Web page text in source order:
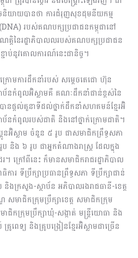
ច​និយាយបាន​ថា ការជំរុញ​សុខដុមនីយ​កម្ម​
របស់គណបក្សប្រជាជន​កម្ពុជានៅ
តិ​នៃរដ្ឋាភិបាលលរបស់​គណបក្សប្រជាជន​
ជាប់នូវ​​គោលការណ៍នេះជានិច្ច។
រោមការដឹកនាំរបស់ សម្តេចតេជោ ហ៊ុន
ប័នកំពូលអ៊ិស្លាមគឺ គណៈដឹកនាំជាន់ខ្ពស់នៃ
ានផ្តល់តួនាទីដល់ថ្នាក់ដឹកនាំសហគមន៍​ខ្មែរអ៊ិ
ាប័នកំពូលរបស់ជាតិ និងនៅថ្នាក់ក្រោមជាតិ។
អូនអ៊ិស្លាម ចំនួន ៥ រូប ជាសមាជិកព្រឹទ្ធសភា
និង ៦ រូប ជាអ្នកតំណាងរាស្ត្រ ដែលក្នុង
។ ក្រៅពីនេះ ក៏​មានសមា​ជិករាជរដ្ឋាភិបាល
ការ ទីប្រឹក្សាប្រធានព្រឹទ្ធសភា ទីប្រឹក្សាជាន់
និងក្រសួង-ស្ថាប័ន អភិបាលរងរាជធានី-ខេត្ត
មាជិកក្រុមប្រឹក្សាខេត្ត សមាជិកក្រុម
ជិកក្រុមប្រឹក្សាឃុំ-សង្កាត់ មន្ត្រីយោធា និង
ពេទ្យ និងគ្រូបង្រៀនខ្មែរអ៊ិស្លាមជាច្រើន